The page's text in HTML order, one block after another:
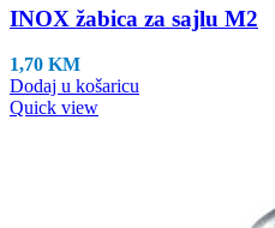
INOX žabica za sajlu M2
1,70 KM
Dodaj u košaricu
Quick view